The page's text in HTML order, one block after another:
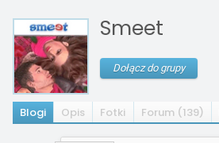
Smeet
Dołącz do grupy
Blogi Opis Fotki Forum (139)